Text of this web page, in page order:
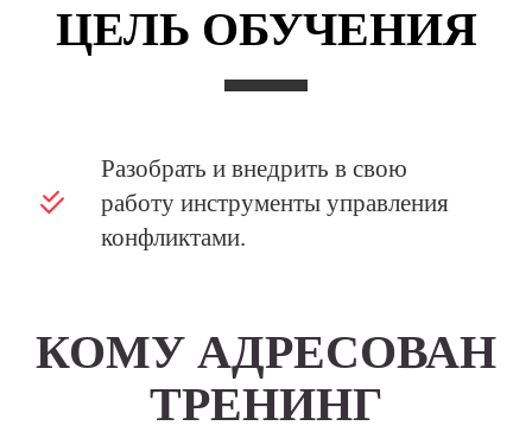
ЦЕЛЬ ОБУЧЕНИЯ
Разобрать и внедрить в свою
работу инструменты управления
конфликтами.
КОМУ АДРЕСОВАН
ТРЕНИНГ